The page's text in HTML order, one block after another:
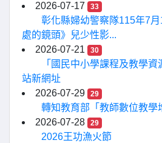
2026-07-17
33
彰化縣婦幼警察隊115年7
處的鏡頭》兒少性影...
2026-07-21
30
「國民中小學課程及教學
站新網址
2026-07-29
29
轉知教育部「教師數位教學
2026-07-28
29
2026王功漁火節